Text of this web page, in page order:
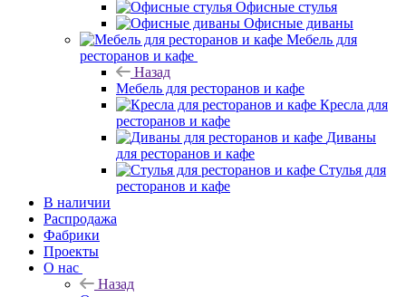
Офисные стулья
Офисные диваны
Мебель для
ресторанов и кафе
Назад
Мебель для ресторанов и кафе
Кресла для
ресторанов и кафе
Диваны
для ресторанов и кафе
Стулья для
ресторанов и кафе
В наличии
Распродажа
Фабрики
Проекты
О нас
Назад